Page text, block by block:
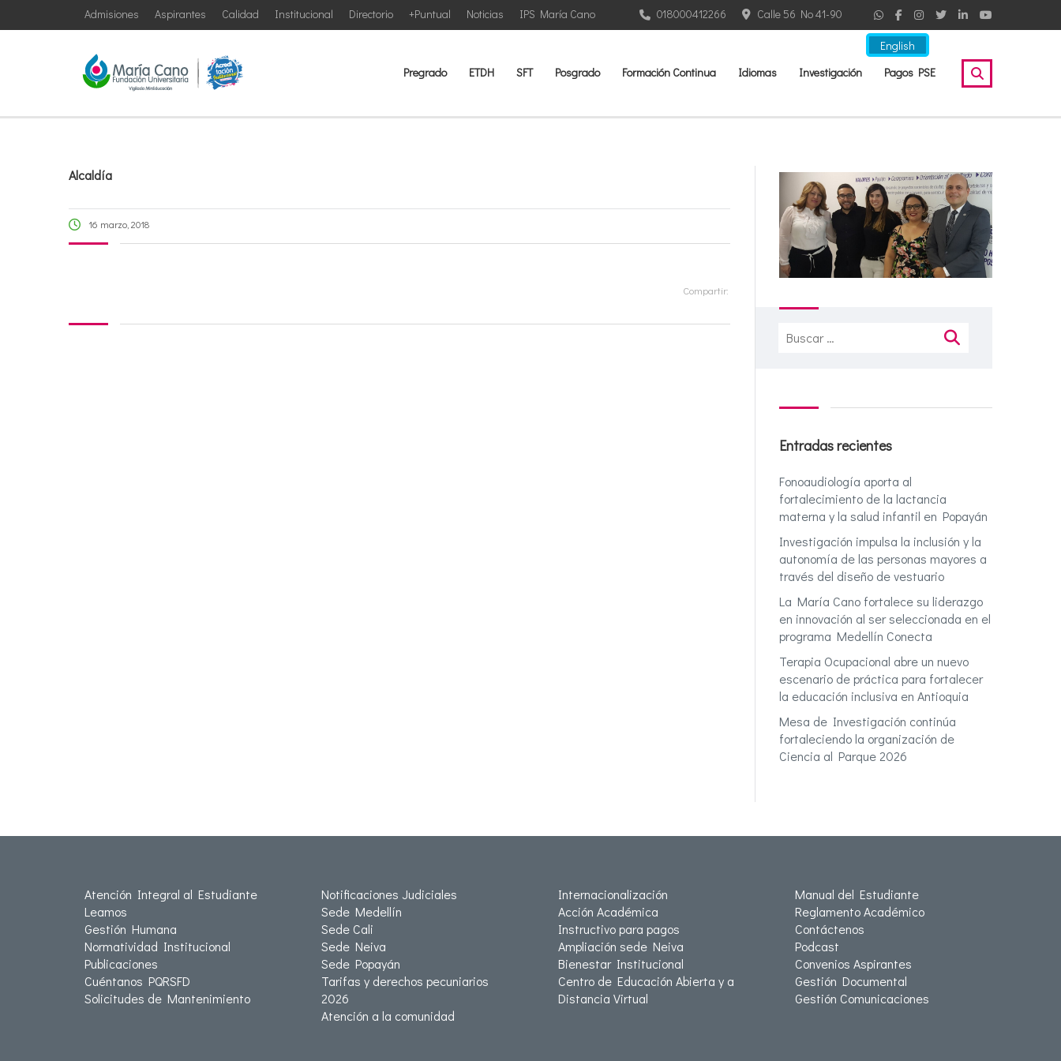
English
IPS María Cano
Noticias
+Puntual
Directorio
Institucional
Calidad
Aspirantes
Admisiones Calle 56 No 41-90
018000412266
Pregrado ETDH SFT Posgrado Formación Continua Idiomas Investigación Pagos PSE
Alcaldía
16 marzo, 2018
Compartir:
Buscar:
Entradas recientes
Fonoaudiología aporta al
fortalecimiento de la lactancia
materna y la salud infantil en Popayán
Investigación impulsa la inclusión y la
autonomía de las personas mayores a
través del diseño de vestuario
La María Cano fortalece su liderazgo
en innovación al ser seleccionada en el
programa Medellín Conecta
Terapia Ocupacional abre un nuevo
escenario de práctica para fortalecer
la educación inclusiva en Antioquia
Mesa de Investigación continúa
fortaleciendo la organización de
Ciencia al Parque 2026
Atención Integral al Estudiante
Leamos
Gestión Humana
Normatividad Institucional
Publicaciones
Cuéntanos PQRSFD
Solicitudes de Mantenimiento
Notificaciones Judiciales
Sede Medellín
Sede Cali
Sede Neiva
Sede Popayán
Tarifas y derechos pecuniarios
2026
Atención a la comunidad
Internacionalización
Acción Académica
Instructivo para pagos
Ampliación sede Neiva
Bienestar Institucional
Centro de Educación Abierta y a
Distancia Virtual
Manual del Estudiante
Reglamento Académico
Contáctenos
Podcast
Convenios Aspirantes
Gestión Documental
Gestión Comunicaciones